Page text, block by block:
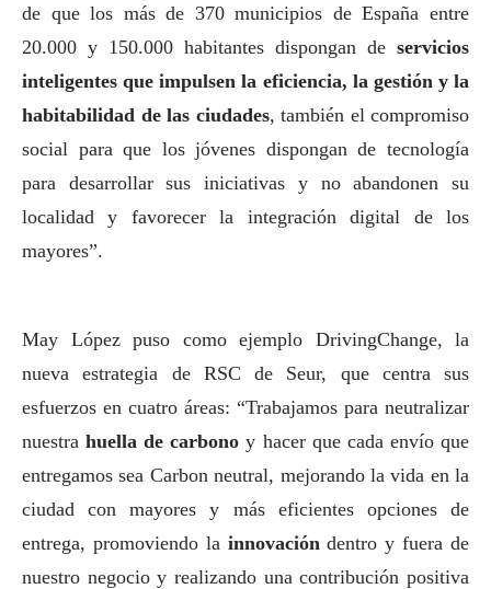
de que los más de 370 municipios de España entre
20.000 y 150.000 habitantes dispongan de servicios
inteligentes que impulsen la eficiencia, la gestión y la
habitabilidad de las ciudades, también el compromiso
social para que los jóvenes dispongan de tecnología
para desarrollar sus iniciativas y no abandonen su
localidad y favorecer la integración digital de los
mayores”.
May López puso como ejemplo DrivingChange, la
nueva estrategia de RSC de Seur, que centra sus
esfuerzos en cuatro áreas: “Trabajamos para neutralizar
nuestrahuella de carbono y hacer que cada envío que
entregamos sea Carbon neutral, mejorando la vida en la
ciudad con mayores y más eficientes opciones de
entrega, promoviendo la innovación dentro y fuera de
nuestro negocio y realizando una contribución positiva